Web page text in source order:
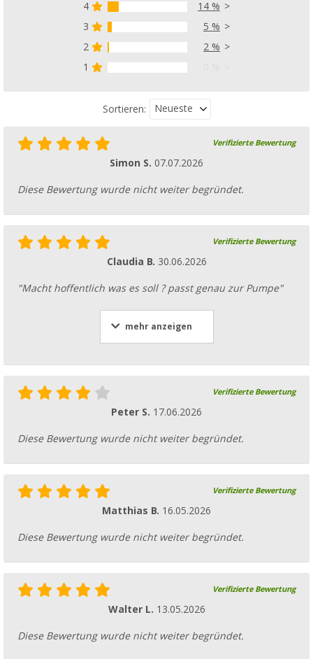
4
14 %
3
5 %
2
2 %
1
Sortieren: Neueste
Verifizierte Bewertung
Simon S. 07.07.2026
Diese Bewertung wurde nicht weiter begründet.
Verifizierte Bewertung
Claudia B. 30.06.2026
"Macht hoffentlich was es soll ? passt genau zur Pumpe"
mehr anzeigen
Verifizierte Bewertung
Peter S. 17.06.2026
Diese Bewertung wurde nicht weiter begründet.
Verifizierte Bewertung
Matthias B. 16.05.2026
Diese Bewertung wurde nicht weiter begründet.
Verifizierte Bewertung
Walter L. 13.05.2026
Diese Bewertung wurde nicht weiter begründet.